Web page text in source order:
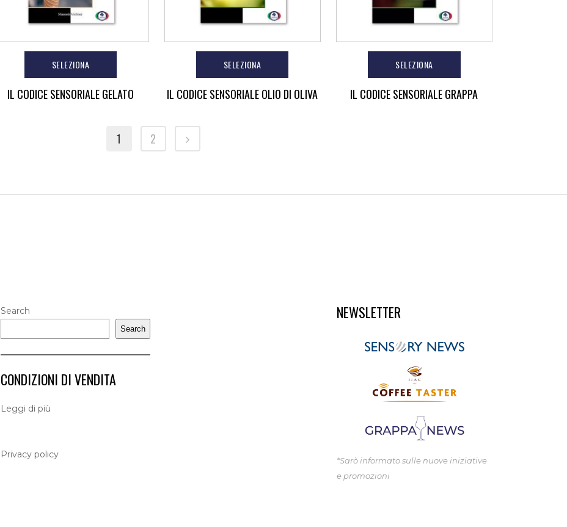
SELEZIONA
IL CODICE SENSORIALE GELATO
SELEZIONA
IL CODICE SENSORIALE OLIO DI OLIVA
SELEZIONA
IL CODICE SENSORIALE GRAPPA
1 2
Search
Search
CONDIZIONI DI VENDITA
Leggi di più
Privacy policy
NEWSLETTER
*Sarò informato sulle nuove iniziative
e promozioni